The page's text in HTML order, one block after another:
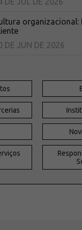
organizacional:
DE JUN DE 2026